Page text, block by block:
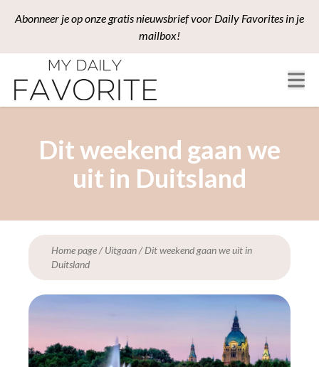
Abonneer je op onze gratis nieuwsbrief voor Daily Favorites in je
mailbox!
Dit weekend gaan we
uit in Duitsland
Home page/Uitgaan/Dit weekend gaan we uit in
Duitsland